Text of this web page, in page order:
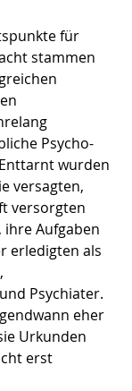
für
stammen
Psycho-
wurden
versagten,
versorgten
Aufgaben
erledigten als
Psychiater.
eher
Urkunden
erst